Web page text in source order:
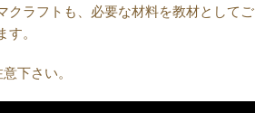
ラフトも、必要な材料を教材として
。
下さい。